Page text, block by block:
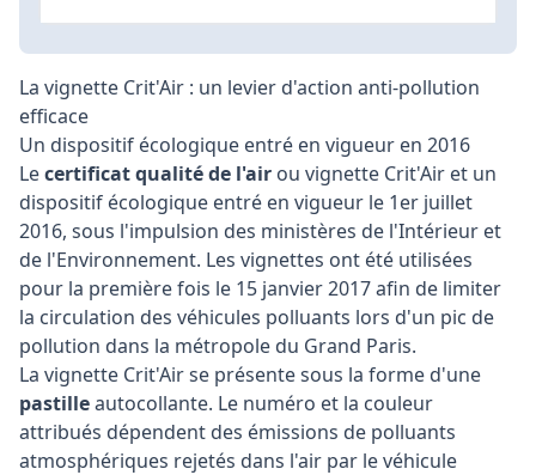
La vignette Crit'Air : un levier d'action anti-pollution
efficace
Un dispositif écologique entré en vigueur en 2016
Lecertificat qualité de l'air ou vignette Crit'Air et un
dispositif écologique entré en vigueur le 1er juillet
2016, sous l'impulsion des ministères de l'Intérieur et
de l'Environnement. Les vignettes ont été utilisées
pour la première fois le 15 janvier 2017 afin de limiter
la circulation des véhicules polluants lors d'un pic de
pollution dans la métropole du Grand Paris.
La vignette Crit'Air se présente sous la forme d'une
pastilleautocollante. Le numéro et la couleur
attribués dépendent des émissions de polluants
atmosphériques rejetés dans l'air par le véhicule